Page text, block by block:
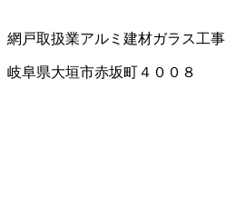
網戸取扱業アルミ建材ガラス工事
岐阜県大垣市赤坂町４００８